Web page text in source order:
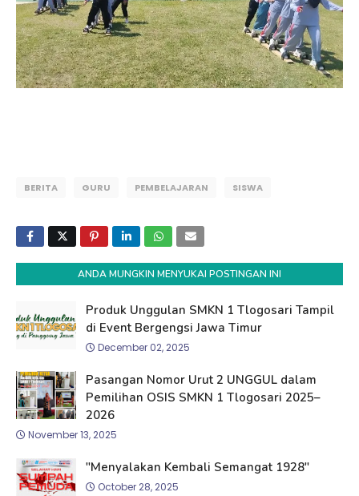
BERITA GURU PEMBELAJARAN SISWA
ANDA MUNGKIN MENYUKAI POSTINGAN INI
Produk Unggulan SMKN 1 Tlogosari Tampil
di Event Bergengsi Jawa Timur
December 02, 2025
Pasangan Nomor Urut 2 UNGGUL dalam
Pemilihan OSIS SMKN 1 Tlogosari 2025–
2026
November 13, 2025
"Menyalakan Kembali Semangat 1928"
October 28, 2025